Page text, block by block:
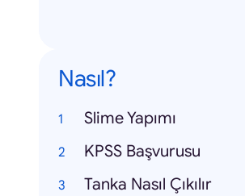
Nasıl?
Slime Yapımı
KPSS Başvurusu
Tanka Nasıl Çıkılır